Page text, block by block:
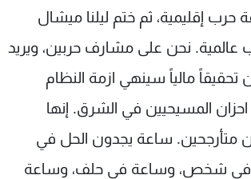
حرب إقليمية، ثم ختم ليلنا ميشال
نحن على مشارف حربين، ويريد
تحقيقاً مالياً سينهي ازمة النظام
المسيحيين في الشرق. إنها
متأرجحين. ساعة يجدون الحل في
شخص، وساعة في حلف، وساعة